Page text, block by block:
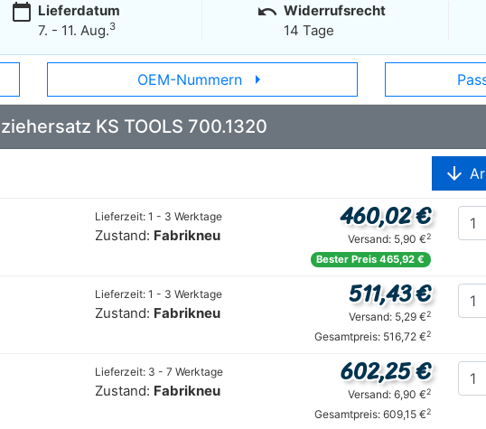
calendar_today Lieferdatum
7. - 11. Aug.3
undo Widerrufsrecht
14 Tage
OEM-Nummern arrow_right
KS TOOLS 700.1320
arrow_downward
Lieferzeit: 1 - 3 Werktage
Zustand: Fabrikneu
460,02 €
Versand: 5,90 €2
Bester Preis 465,92 €
Lieferzeit: 1 - 3 Werktage
Zustand: Fabrikneu
511,43 €
Versand: 5,29 €2
Gesamtpreis: 516,72 €2
Lieferzeit: 3 - 7 Werktage
Zustand: Fabrikneu
602,25 €
Versand: 6,90 €2
Gesamtpreis: 609,15 €2